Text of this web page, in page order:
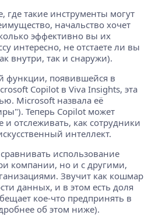
где такие инструменты могут
начальство хочет
эффективно вы их
интересно, не отстаете ли вы
внутри, так и снаружи).
функции, появившейся в
Copilot в Viva Insights, эта
Microsoft назвала её
Теперь Copilot может
отслеживать, как сотрудники
интеллект.
использование
компании, но и с другими,
Звучит как кошмар
данных, и в этом есть доля
кое-что предпринять в
об этом ниже).